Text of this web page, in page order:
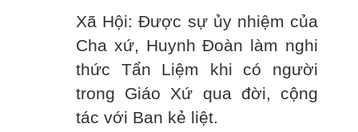
Xã Hội: Được sự ủy nhiệm của
Cha xứ, Huynh Đoàn làm nghi
thức Tẩn Liệm khi có người
trong Giáo Xứ qua đời, cộng
tác với Ban kẻ liệt.